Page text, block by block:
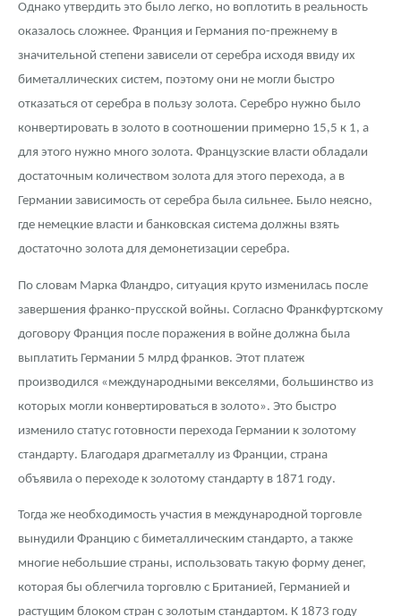
Однако утвердить это было легко, но воплотить в реальность
оказалось сложнее. Франция и Германия по-прежнему в
значительной степени зависели от серебра исходя ввиду их
биметаллических систем, поэтому они не могли быстро
отказаться от серебра в пользу золота. Серебро нужно было
конвертировать в золото в соотношении примерно 15,5 к 1, а
для этого нужно много золота. Французские власти обладали
достаточным количеством золота для этого перехода, а в
Германии зависимость от серебра была сильнее. Было неясно,
где немецкие власти и банковская система должны взять
достаточно золота для демонетизации серебра.
По словам Марка Фландро, ситуация круто изменилась после
завершения франко-прусской войны. Согласно Франкфуртскому
договору Франция после поражения в войне должна была
выплатить Германии 5 млрд франков. Этот платеж
производился «международными векселями, большинство из
которых могли конвертироваться в золото». Это быстро
изменило статус готовности перехода Германии к золотому
стандарту. Благодаря драгметаллу из Франции, страна
объявила о переходе к золотому стандарту в 1871 году.
Тогда же необходимость участия в международной торговле
вынудили Францию с биметаллическим стандарто, а также
многие небольшие страны, использовать такую форму денег,
которая бы облегчила торговлю с Британией, Германией и
растущим блоком стран с золотым стандартом. К 1873 году